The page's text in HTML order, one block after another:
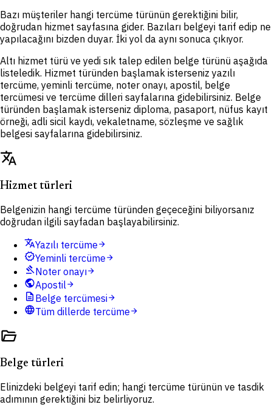
Bazı müşteriler hangi tercüme türünün gerektiğini bilir,
doğrudan hizmet sayfasına gider. Bazıları belgeyi tarif edip ne
yapılacağını bizden duyar. İki yol da aynı sonuca çıkıyor.
Altı hizmet türü ve yedi sık talep edilen belge türünü aşağıda
listeledik. Hizmet türünden başlamak isterseniz yazılı
tercüme, yeminli tercüme, noter onayı, apostil, belge
tercümesi ve tercüme dilleri sayfalarına gidebilirsiniz. Belge
türünden başlamak isterseniz diploma, pasaport, nüfus kayıt
örneği, adli sicil kaydı, vekaletname, sözleşme ve sağlık
belgesi sayfalarına gidebilirsiniz.
translate
Hizmet türleri
Belgenizin hangi tercüme türünden geçeceğini biliyorsanız
doğrudan ilgili sayfadan başlayabilirsiniz.
translateYazılı tercümearrow_forward
verifiedYeminli tercümearrow_forward
gavelNoter onayıarrow_forward
publicApostilarrow_forward
description Belge tercümesiarrow_forward
languageTüm dillerde tercümearrow_forward
folder_open
Belge türleri
Elinizdeki belgeyi tarif edin; hangi tercüme türünün ve tasdik
adımının gerektiğini biz belirliyoruz.